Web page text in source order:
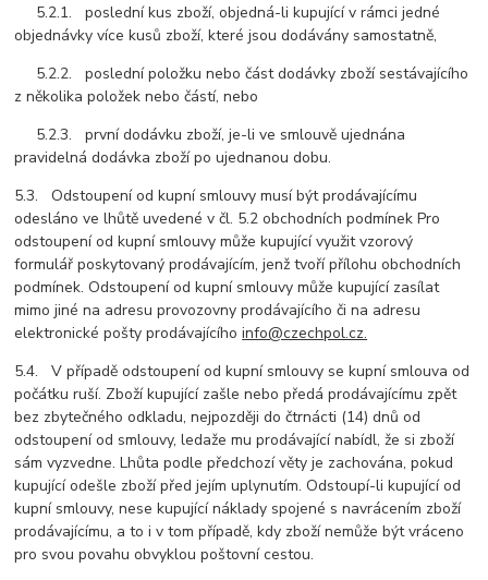
5.2.1. poslední kus zboží, objedná-li kupující v rámci jedné
objednávky více kusů zboží, které jsou dodávány samostatně,
5.2.2. poslední položku nebo část dodávky zboží sestávajícího
z několika položek nebo částí, nebo
5.2.3. první dodávku zboží, je-li ve smlouvě ujednána
pravidelná dodávka zboží po ujednanou dobu.
5.3. Odstoupení od kupní smlouvy musí být prodávajícímu
odesláno ve lhůtě uvedené v čl. 5.2 obchodních podmínek Pro
odstoupení od kupní smlouvy může kupující využit vzorový
formulář poskytovaný prodávajícím, jenž tvoří přílohu obchodních
podmínek. Odstoupení od kupní smlouvy může kupující zasílat
mimo jiné na adresu provozovny prodávajícího či na adresu
elektronické pošty prodávajícíhoinfo@czechpol.cz.
5.4. V případě odstoupení od kupní smlouvy se kupní smlouva od
počátku ruší. Zboží kupující zašle nebo předá prodávajícímu zpět
bez zbytečného odkladu, nejpozději do čtrnácti (14) dnů od
odstoupení od smlouvy, ledaže mu prodávající nabídl, že si zboží
sám vyzvedne. Lhůta podle předchozí věty je zachována, pokud
kupující odešle zboží před jejím uplynutím. Odstoupí-li kupující od
kupní smlouvy, nese kupující náklady spojené s navrácením zboží
prodávajícímu, a to i v tom případě, kdy zboží nemůže být vráceno
pro svou povahu obvyklou poštovní cestou.